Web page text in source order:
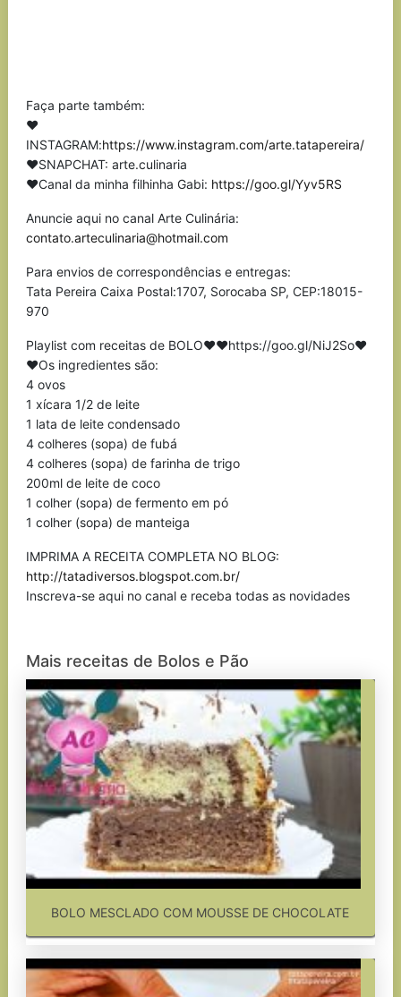
Faça parte também:
❤
INSTAGRAM:https://www.instagram.com/arte.tatapereira/
❤SNAPCHAT: arte.culinaria
❤Canal da minha filhinha Gabi: https://goo.gl/Yyv5RS
Anuncie aqui no canal Arte Culinária:
contato.arteculinaria@hotmail.com
Para envios de correspondências e entregas:
Tata Pereira Caixa Postal:1707, Sorocaba SP, CEP:18015-
970
Playlist com receitas de BOLO❤❤https://goo.gl/NiJ2So❤
❤Os ingredientes são:
4 ovos
1 xícara 1/2 de leite
1 lata de leite condensado
4 colheres (sopa) de fubá
4 colheres (sopa) de farinha de trigo
200ml de leite de coco
1 colher (sopa) de fermento em pó
1 colher (sopa) de manteiga
IMPRIMA A RECEITA COMPLETA NO BLOG:
http://tatadiversos.blogspot.com.br/
Inscreva-se aqui no canal e receba todas as novidades
Mais receitas de Bolos e Pão
BOLO MESCLADO COM MOUSSE DE CHOCOLATE